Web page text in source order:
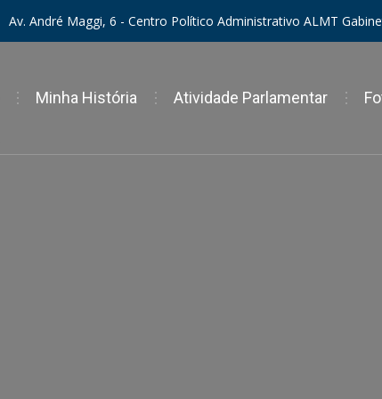
Av. André Maggi, 6 - Centro Político Administrativo ALMT
Minha História Atividade Parlamentar